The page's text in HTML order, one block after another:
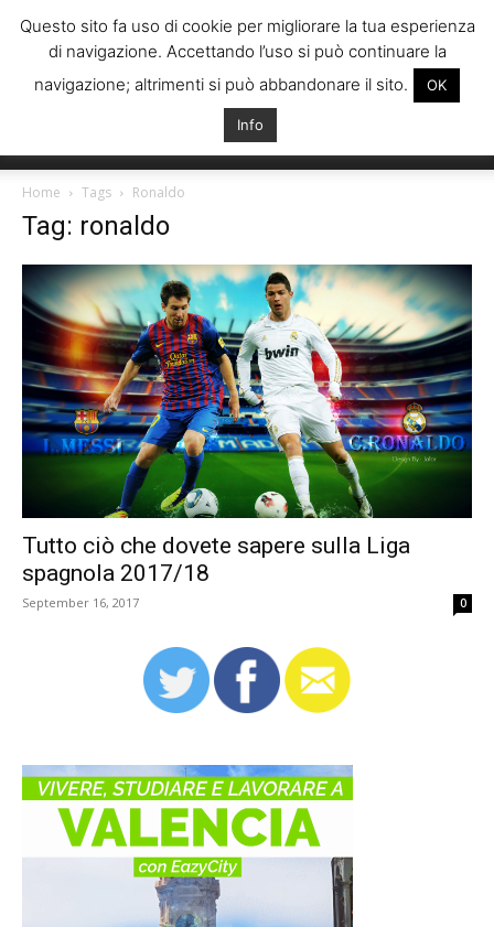
Italiani
Home Tags Ronaldo
Tag: ronaldo
Tutto ciò che dovete sapere sulla Liga
spagnola 2017/18
September 16, 2017 0
Questo sito fa uso di cookie per migliorare la tua esperienza
di navigazione. Accettando l’uso si può continuare la
navigazione; altrimenti si può abbandonare il sito.
OK
Info